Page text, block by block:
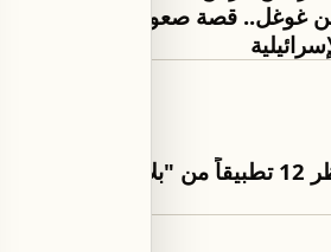
من غوغل.. قصة صعود شركة الأمن